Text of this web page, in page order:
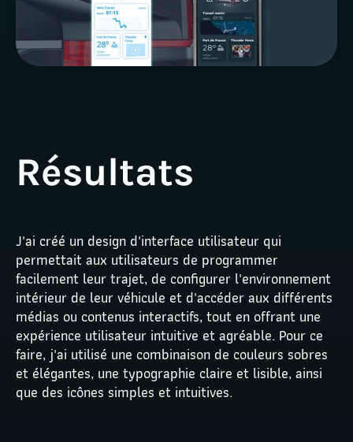
J'ai créé un design d'interface utilisateur qui
permettait aux utilisateurs de programmer
facilement leur trajet, de configurer l'environnement
intérieur de leur véhicule et d'accéder aux différents
médias ou contenus interactifs, tout en offrant une
expérience utilisateur intuitive et agréable. Pour ce
faire, j'ai utilisé une combinaison de couleurs sobres
et élégantes, une typographie claire et lisible, ainsi
que des icônes simples et intuitives.
Résultats